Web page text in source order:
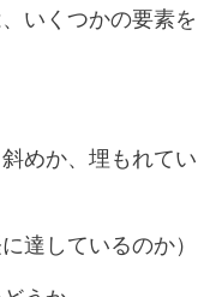
いくつかの要素を
めか、埋もれてい
達しているのか）